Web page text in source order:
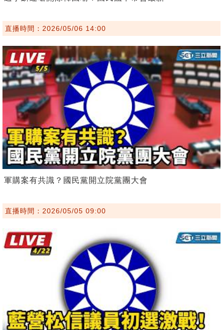
直播時間：2026/05/06 14:00
軍購案有共識？國民黨開立院黨團大會
直播時間：2026/05/05 09:00